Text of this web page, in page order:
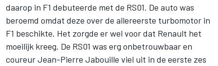
daarop in F1 debuteerde met de RS01. De auto was
beroemd omdat deze over de allereerste turbomotor in
F1 beschikte. Het zorgde er wel voor dat Renault het
moeilijk kreeg. De RS01 was erg onbetrouwbaar en
coureur Jean-Pierre Jabouille viel uit in de eerste zes